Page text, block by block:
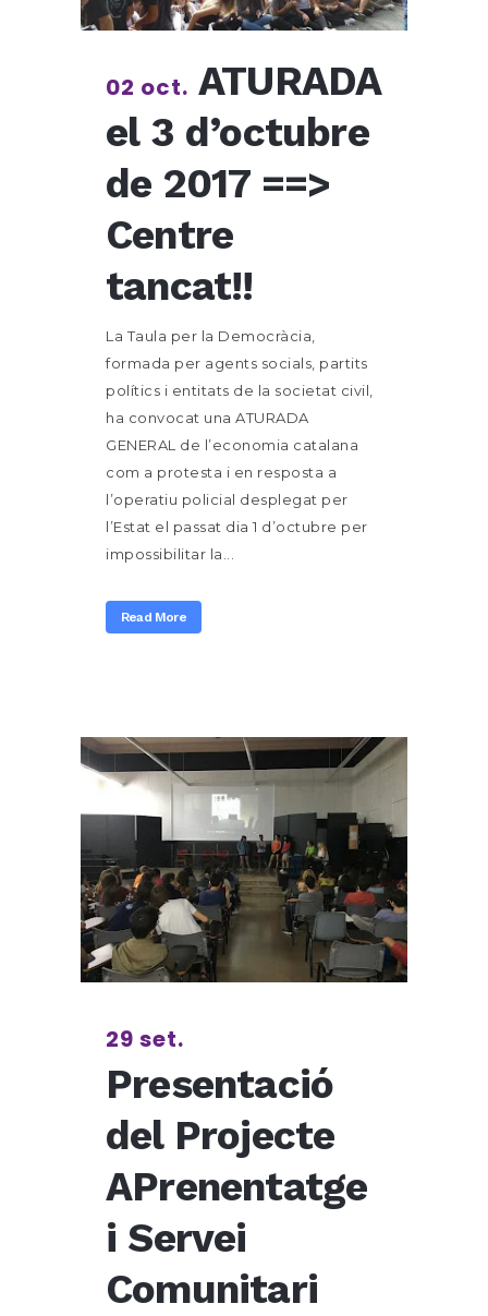
02 oct. ATURADA
el 3 d’octubre
de 2017 ==>
Centre
tancat!!
La Taula per la Democràcia,
formada per agents socials, partits
polítics i entitats de la societat civil,
ha convocat una ATURADA
GENERAL de l’economia catalana
com a protesta i en resposta a
l’operatiu policial desplegat per
l’Estat el passat dia 1 d’octubre per
impossibilitar la...
Read More
29 set.
Presentació
del Projecte
APrenentatge
i Servei
Comunitari